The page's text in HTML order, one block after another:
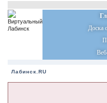
Доска
Лабинск.RU